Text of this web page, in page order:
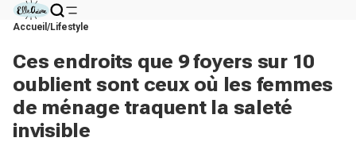
Accueil Lifestyle
Ces endroits que 9 foyers sur 10
oublient sont ceux où les femmes
de ménage traquent la saleté
invisible